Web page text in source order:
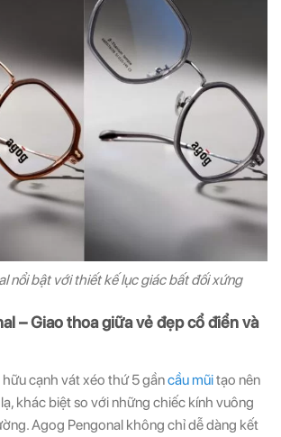
nổi bật với thiết kế lục giác bất đối xứng
– Giao thoa giữa vẻ đẹp cổ điển và
cạnh vát xéo thứ 5 gầncầu mũitạo nên
khác biệt so với những chiếc kính vuông
Agog Pengonal không chỉ dễ dàng kết